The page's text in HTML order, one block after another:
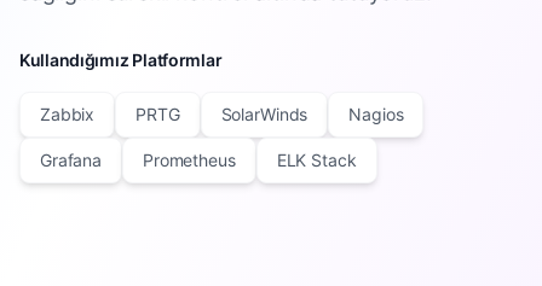
Kullandığımız Platformlar
Zabbix PRTG SolarWinds Nagios
Grafana Prometheus ELK Stack